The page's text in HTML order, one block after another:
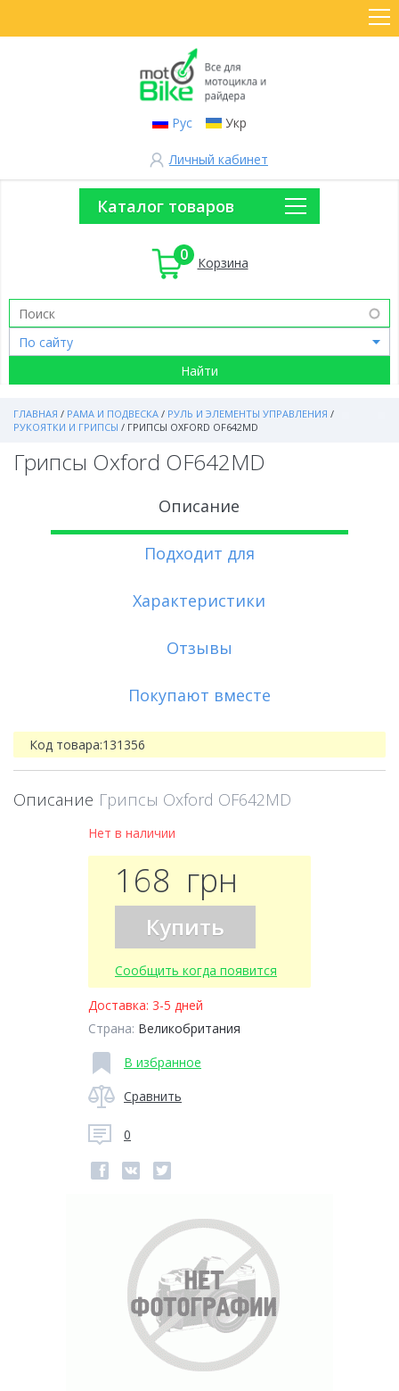
Рус Укр
Личный кабинет
Каталог товаров
0 Корзина
ГЛАВНАЯ / РАМА И ПОДВЕСКА / РУЛЬ И ЭЛЕМЕНТЫ УПРАВЛЕНИЯ /
РУКОЯТКИ И ГРИПСЫ / ГРИПСЫ OXFORD OF642MD
Грипсы Oxford OF642MD
Описание
Подходит для
Характеристики
Отзывы
Покупают вместе
Код товара:131356
Описание Грипсы Oxford OF642MD
Нет в наличии
168 грн
Купить
Сообщить когда появится
Доставка: 3-5 дней
Страна: Великобритания
В избранное
Сравнить
0